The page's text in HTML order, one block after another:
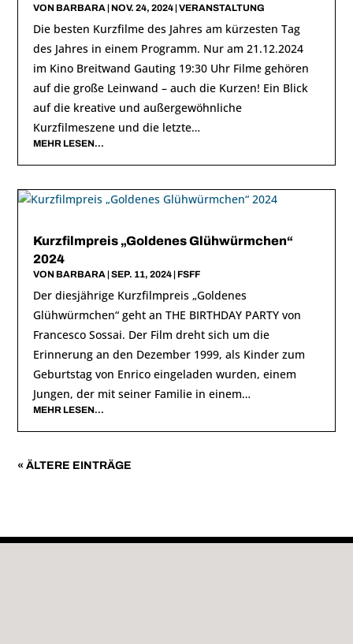
VONBARBARA |NOV. 24, 2024|VERANSTALTUNG
Die besten Kurzfilme des Jahres am kürzesten Tag
des Jahres in einem Programm. Nur am 21.12.2024
im Kino Breitwand Gauting 19:30 Uhr Filme gehören
auf die große Leinwand – auch die Kurzen! Ein Blick
auf die kreative und außergewöhnliche
Kurzfilmeszene und die letzte…
MEHR LESEN…
Kurzfilmpreis „Goldenes Glühwürmchen“
2024
VONBARBARA |SEP. 11, 2024|FSFF
Der diesjährige Kurzfilmpreis „Goldenes
Glühwürmchen“ geht an THE BIRTHDAY PARTY von
Francesco Sossai. Der Film dreht sich um die
Erinnerung an den Dezember 1999, als Kinder zum
Geburtstag von Enrico eingeladen wurden, einem
Jungen, der mit seiner Familie in einem…
MEHR LESEN…
« ÄLTERE EINTRÄGE